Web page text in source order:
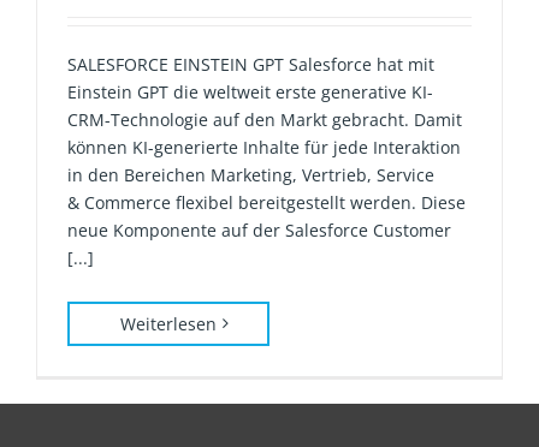
SALESFORCE EINSTEIN GPT Salesforce hat mit
Einstein GPT die weltweit erste generative KI-
CRM-Technologie auf den Markt gebracht. Damit
können KI-generierte Inhalte für jede Interaktion
in den Bereichen Marketing, Vertrieb, Service
& Commerce flexibel bereitgestellt werden. Diese
neue Komponente auf der Salesforce Customer
[...]
Weiterlesen